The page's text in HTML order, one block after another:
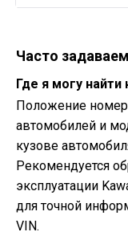
Часто
Где я могу
Положение
автомобилей и
кузове
Рекомендуется
эксплуатации
для точной
VIN.